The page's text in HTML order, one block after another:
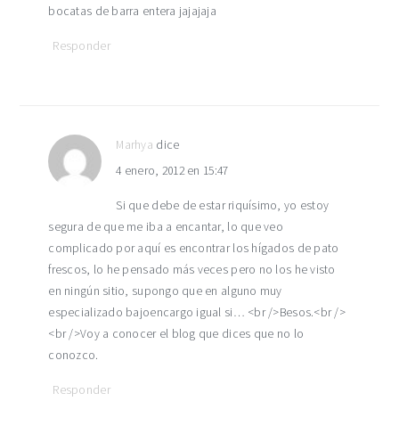
bocatas de barra entera jajajaja
Responder
Marhya dice
4 enero, 2012 en 15:47
Si que debe de estar riquísimo, yo estoy
segura de que me iba a encantar, lo que veo
complicado por aquí es encontrar los hígados de pato
frescos, lo he pensado más veces pero no los he visto
en ningún sitio, supongo que en alguno muy
especializado bajoencargo igual si… <br />Besos.<br />
<br />Voy a conocer el blog que dices que no lo
conozco.
Responder